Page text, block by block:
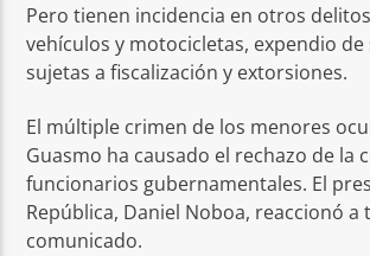
Pero tienen incidencia en otros
vehículos y motocicletas, expendio de
sujetas a fiscalización y extorsiones.
El múltiple crimen de los menores
Guasmo ha causado el rechazo de la
funcionarios gubernamentales. El
República, Daniel Noboa, reaccionó a
comunicado.